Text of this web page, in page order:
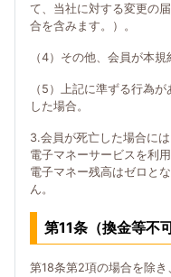
て、当社に対する変更の
合を含みます。）。
（4）その他、会員が本規
（5）上記に準ずる行為
した場合。
3.会員が死亡した場合に
電子マネーサービスを利
電子マネー残高はゼロと
ん。
第11条（換金等不可
第18条第2項の場合を除